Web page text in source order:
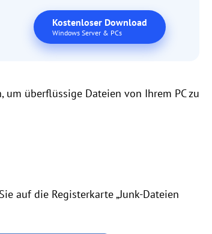
Kostenloser Download
Windows Server & PCs
überflüssige Dateien von Ihrem PC zu
auf die Registerkarte „Junk-Dateien